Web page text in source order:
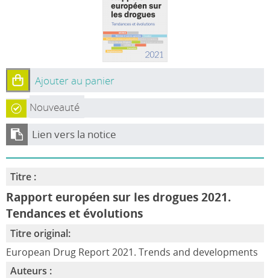
Ajouter au panier
Nouveauté
Lien vers la notice
Titre :
Rapport européen sur les drogues 2021.
Tendances et évolutions
Titre original:
European Drug Report 2021. Trends and developments
Auteurs :